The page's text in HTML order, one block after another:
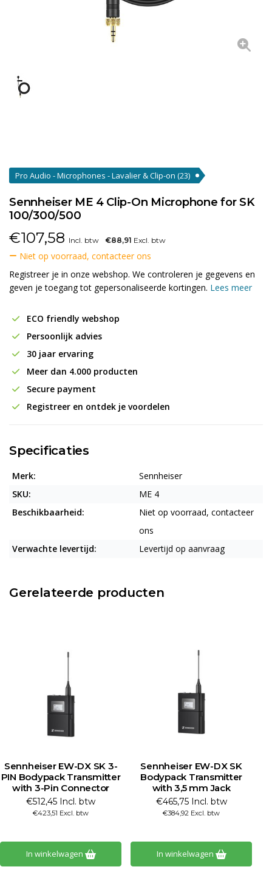
Pro Audio - Microphones - Lavalier & Clip-on (23)
Sennheiser ME 4 Clip-On Microphone for SK
100/300/500
€107,58 Incl. btw €88,91 Excl. btw
Niet op voorraad, contacteer ons
Registreer je in onze webshop. We controleren je gegevens en
geven je toegang tot gepersonaliseerde kortingen. Lees meer
ECO friendly webshop
Persoonlijk advies
30 jaar ervaring
Meer dan 4.000 producten
Secure payment
Registreer en ontdek je voordelen
Specificaties
Merk:
Sennheiser
SKU:
ME 4
Beschikbaarheid:
Niet op voorraad, contacteer
ons
Verwachte levertijd:
Levertijd op aanvraag
Gerelateerde producten
Sennheiser EW-DX SK 3-
PIN Bodypack Transmitter
with 3-Pin Connector
€512,45 Incl. btw
€423,51 Excl. btw
In winkelwagen
Sennheiser EW-DX SK
Bodypack Transmitter
with 3,5 mm Jack
€465,75 Incl. btw
€384,92 Excl. btw
In winkelwagen